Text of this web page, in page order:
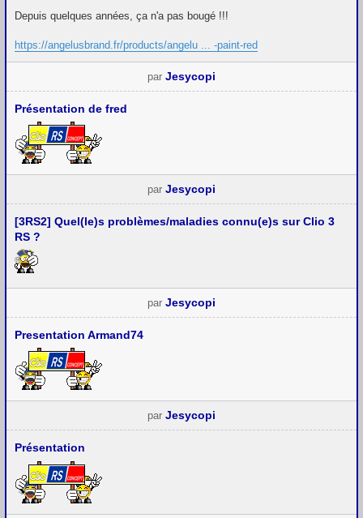
Depuis quelques années, ça n'a pas bougé !!!
https://angelusbrand.fr/products/angelu ... -paint-red
par Jesycopi
Présentation de fred
par Jesycopi
[3RS2] Quel(le)s problèmes/maladies connu(e)s sur Clio 3
RS ?
par Jesycopi
Presentation Armand74
par Jesycopi
Présentation